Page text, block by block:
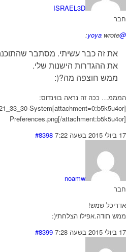
ISRAEL3D
חבר
@yoya
wrote:
את זה כבר עשיתי. מסתבר
את ההגדרות הישנות שלי.
ממש חוצפה מה?(:
המממ… ככה זה נראה בווינדוס:
07-16 21_33_30-System
Preferences.png[/attachment:b5k5u4or]
17 ביולי 2015 בשעה 7:22
#8398
noamw
חבר
אדריכל שמש!
ממש תודה.אפילו הצלחתי(:
17 ביולי 2015 בשעה 7:28
#8399